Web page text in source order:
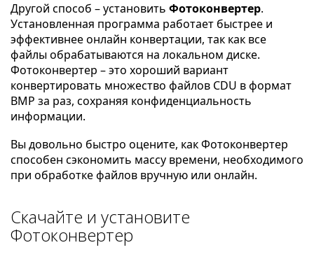
Другой способ – установить Фотоконвертер.
Установленная программа работает быстрее и
эффективнее онлайн конвертации, так как все
файлы обрабатываются на локальном диске.
Фотоконвертер – это хороший вариант
конвертировать множество файлов CDU в формат
BMP за раз, сохраняя конфиденциальность
информации.
Вы довольно быстро оцените, как Фотоконвертер
способен сэкономить массу времени, необходимого
при обработке файлов вручную или онлайн.
Скачайте и установите
Фотоконвертер